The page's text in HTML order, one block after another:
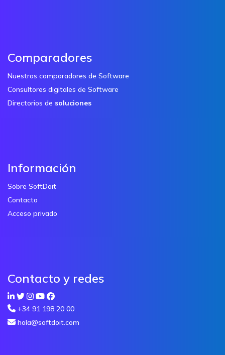
Comparadores
Nuestros comparadores de Software
Consultores digitales de Software
Directorios de soluciones
Información
Sobre SoftDoit
Contacto
Acceso privado
Contacto y redes
+34 91 198 20 00
hola@softdoit.com